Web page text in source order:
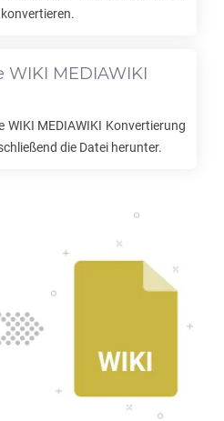
konvertieren.
WIKI MEDIAWIKI
WIKI MEDIAWIKI Konvertierung
die Datei herunter.